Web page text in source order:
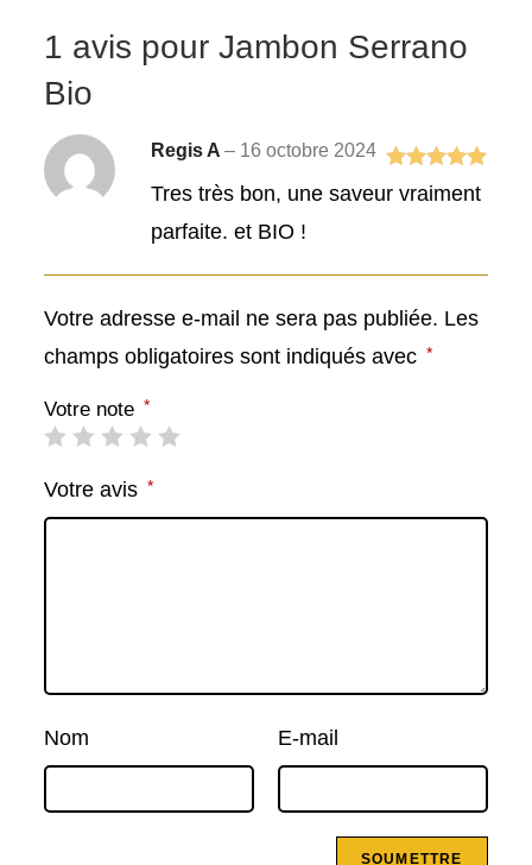
1 avis pourJambon Serrano
Bio
Note5sur
Regis A– 16 octobre 2024
Tres très bon, une saveur vraiment
parfaite. et BIO !
Votre adresse e-mail ne sera pas publiée. Les
champs obligatoires sont indiqués avec *
Votre note *
Votre avis *
Nom E-mail